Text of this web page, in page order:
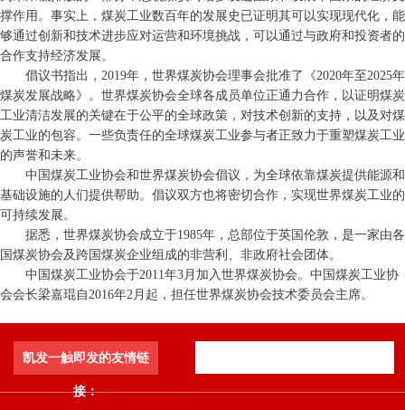
撑作用。事实上，煤炭工业数百年的发展史已证明其可以实现现代化，能
够通过创新和技术进步应对运营和环境挑战，可以通过与政府和投资者的
合作支持经济发展。
倡议书指出，2019年，世界煤炭协会理事会批准了《2020年至2025年
煤炭发展战略》。世界煤炭协会全球各成员单位正通力合作，以证明煤炭
工业清洁发展的关键在于公平的全球政策，对技术创新的支持，以及对煤
炭工业的包容。一些负责任的全球煤炭工业参与者正致力于重塑煤炭工业
的声誉和未来。
中国煤炭工业协会和世界煤炭协会倡议，为全球依靠煤炭提供能源和
基础设施的人们提供帮助。倡议双方也将密切合作，实现世界煤炭工业的
可持续发展。
据悉，世界煤炭协会成立于1985年，总部位于英国伦敦，是一家由各
国煤炭协会及跨国煤炭企业组成的非营利、非政府社会团体。
中国煤炭工业协会于2011年3月加入世界煤炭协会。中国煤炭工业协
会会长梁嘉琨自2016年2月起，担任世界煤炭协会技术委员会主席。
凯发一触即发的友情链
接：